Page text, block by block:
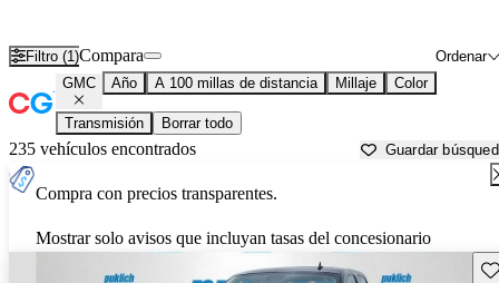
Filtro (1) Ordenar
Compara
GMC Año A 100 millas de distancia Millaje Color
Transmisión Borrar todo
235 vehículos encontrados Guardar
Compra con precios transparentes.
Mostrar solo avisos que incluyan tasas del concesionario